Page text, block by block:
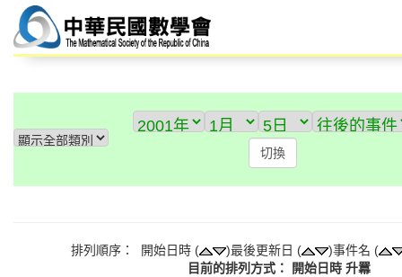
排列順序： 開始日時 ( )最後更新日 (
)事件名 (
目前的排列方式： 開始日時 升羃